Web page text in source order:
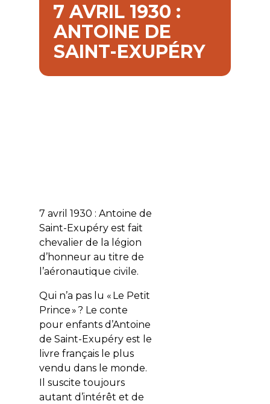
7 AVRIL 1930 :
ANTOINE DE
SAINT-EXUPÉRY
7 avril 1930 : Antoine de
Saint-Exupéry est fait
chevalier de la légion
d’honneur au titre de
l’aéronautique civile.
Qui n’a pas lu « Le Petit
Prince » ? Le conte
pour enfants d’Antoine
de Saint-Exupéry est le
livre français le plus
vendu dans le monde.
Il suscite toujours
autant d’intérêt et de